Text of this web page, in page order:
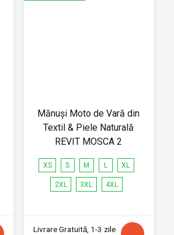
Mănuși Moto de Vară din
Textil & Piele Naturală
REVIT MOSCA 2
XS S M L XL
2XL 3XL 4XL
Livrare Gratuită, 1-3 zile